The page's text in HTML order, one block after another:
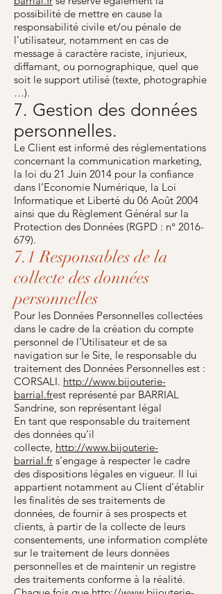
possibilité de mettre en cause la
responsabilité civile et/ou pénale de
l’utilisateur, notamment en cas de
message à caractère raciste, injurieux,
diffamant, ou pornographique, quel que
soit le support utilisé (texte, photographie
…).
7. Gestion des données
personnelles.
Le Client est informé des réglementations
concernant la communication marketing,
la loi du 21 Juin 2014 pour la confiance
dans l’Economie Numérique, la Loi
Informatique et Liberté du 06 Août 2004
ainsi que du Règlement Général sur la
Protection des Données (RGPD : n° 2016-
679).
7.1 Responsables de la
collecte des données
personnelles
Pour les Données Personnelles collectées
dans le cadre de la création du compte
personnel de l’Utilisateur et de sa
navigation sur le Site, le responsable du
traitement des Données Personnelles est :
CORSALI. http://www.bijouterie-
barrial.frest représenté par BARRIAL
Sandrine, son représentant légal
En tant que responsable du traitement
des données qu’il
collecte, http://www.bijouterie-
barrial.fr s’engage à respecter le cadre
des dispositions légales en vigueur. Il lui
appartient notamment au Client d’établir
les finalités de ses traitements de
données, de fournir à ses prospects et
clients, à partir de la collecte de leurs
consentements, une information complète
sur le traitement de leurs données
personnelles et de maintenir un registre
des traitements conforme à la réalité.